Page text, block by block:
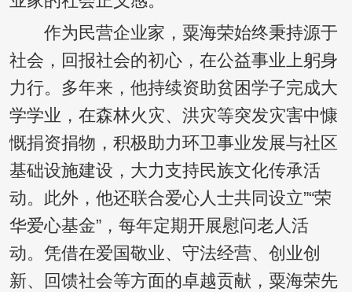
作为民营企业家，粟海荣始终秉持源于
社会，回报社会的初心，在公益事业上躬身
力行。多年来，他持续资助贫困学子完成大
学学业，在森林火灾、洪灾等突发灾害中慷
慨捐资捐物，积极助力环卫事业发展与社区
基础设施建设，大力支持民族文化传承活
动。此外，他还联合爱心人士共同设立”“荣
华爱心基金”，每年定期开展慰问老人活
动。凭借在爱国敬业、守法经营、创业创
新、回馈社会等方面的卓越贡献，粟海荣先